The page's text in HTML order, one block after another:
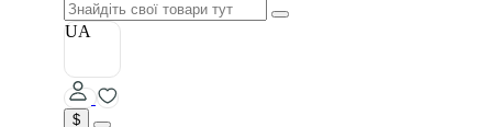
UA
$